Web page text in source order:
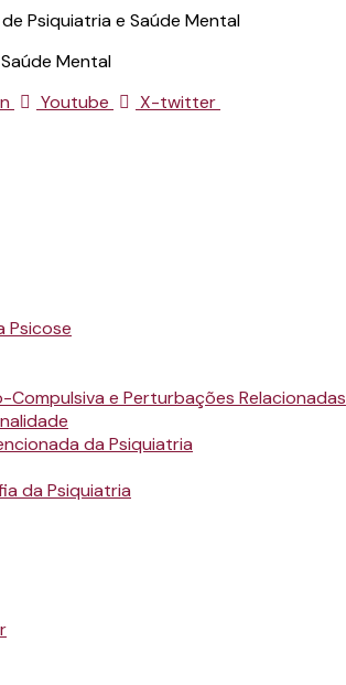
Mental
Youtube X-twitter
Psicose
e Perturbações Relacionadas
da Psiquiatria
da Psiquiatria